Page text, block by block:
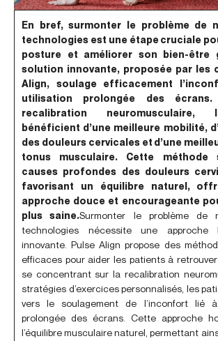
En bref, surmonter le problème de
technologies est une étape cruciale
posture et améliorer son bien-être
solution innovante, proposée par les
Align, soulage efficacement
utilisation prolongée des
recalibration neuromusculaire,
bénéficient d’une meilleure mobilité,
des douleurs cervicales et d’une
tonus musculaire. Cette méthode
causes profondes des douleurs
favorisant un équilibre naturel,
approche douce et encourageante
plus saine.Surmonter le problème de
technologies nécessite une approche
innovante. Pulse Align propose des
efficaces pour aider les patients à
se concentrant sur la recalibration
stratégies d’exercices personnalisés, les
vers le soulagement de l’inconfort lié
prolongée des écrans. Cette approche
l’équilibre musculaire naturel, permettant